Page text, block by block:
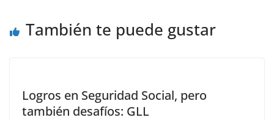
También te puede gustar
Logros en Seguridad Social, pero
también desafíos: GLL